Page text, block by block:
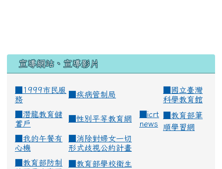
宣導網站、宣導影片
■1999市民服
務
疾病管制局
國立臺灣
科學教育館
潛龍教育儲
蓄戶
性別平等教育網
icrt
news
教育部筆
順學習網
我的午餐有
心機
消除對婦女一切
形式歧視公約計畫
教育部防制
教育部學校衛生